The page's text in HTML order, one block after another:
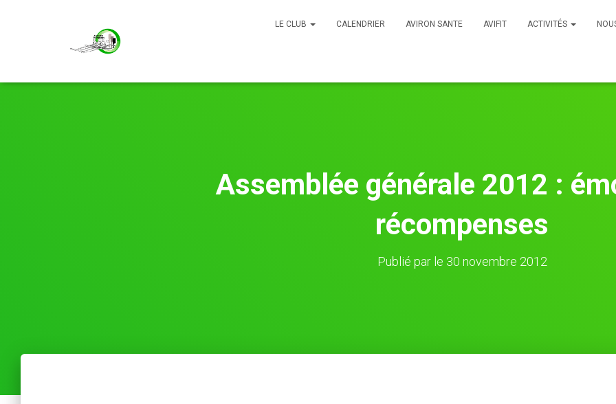
LE CLUB CALENDRIER AVIRON SANTE AVIFIT ACTIVITÉS
Assemblée générale 2012 :
récompenses
Publié par le 30 novembre 2012